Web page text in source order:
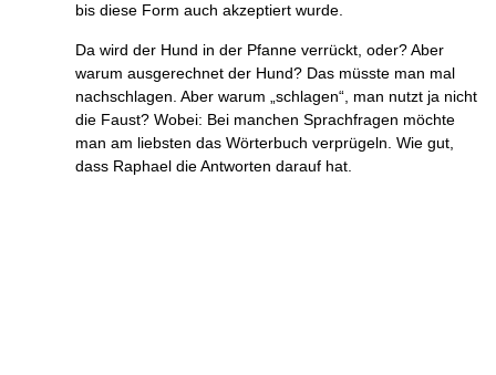
bis diese Form auch akzeptiert wurde.
Da wird der Hund in der Pfanne verrückt, oder? Aber
warum ausgerechnet der Hund? Das müsste man mal
nachschlagen. Aber warum „schlagen“, man nutzt ja nicht
die Faust? Wobei: Bei manchen Sprachfragen möchte
man am liebsten das Wörterbuch verprügeln. Wie gut,
dass Raphael die Antworten darauf hat.